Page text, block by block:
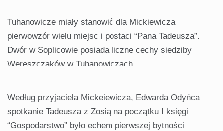
Tuhanowicze miały stanowić dla Mickiewicza
pierwowzór wielu miejsc i postaci “Pana Tadeusza”.
Dwór w Soplicowie posiada liczne cechy siedziby
Wereszczaków w Tuhanowiczach.
Według przyjaciela Mickeiewicza, Edwarda Odyńca
spotkanie Tadeusza z Zosią na początku I księgi
“Gospodarstwo” było echem pierwszej bytności